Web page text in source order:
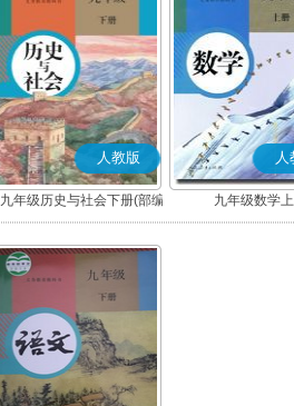
人教版
九年级历史与社会下册(部编
版)
人
九年级数学